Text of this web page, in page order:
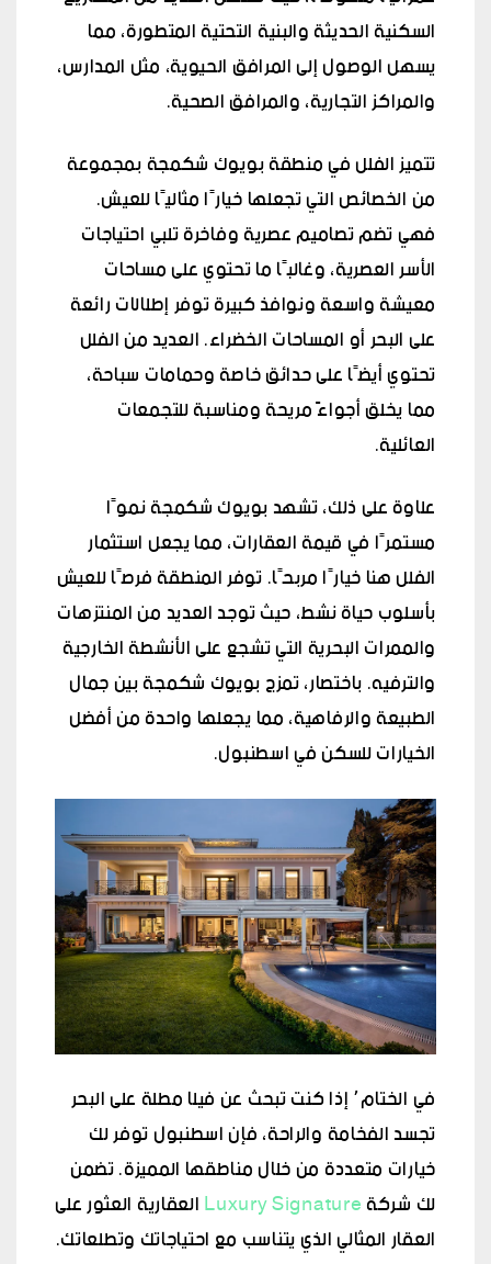
السكنية الحديثة والبنية التحتية المتطورة، مما
يسهل الوصول إلى المرافق الحيوية، مثل المدارس،
والمراكز التجارية، والمرافق الصحية.
تتميز الفلل في منطقة بويوك شكمجة بمجموعة
من الخصائص التي تجعلها خيارًا مثاليًا للعيش.
فهي تضم تصاميم عصرية وفاخرة تلبي احتياجات
الأسر العصرية، وغالبًا ما تحتوي على مساحات
معيشة واسعة ونوافذ كبيرة توفر إطلالات رائعة
على البحر أو المساحات الخضراء. العديد من الفلل
تحتوي أيضًا على حدائق خاصة وحمامات سباحة،
مما يخلق أجواءً مريحة ومناسبة للتجمعات
العائلية.
علاوة على ذلك، تشهد بويوك شكمجة نموًا
مستمرًا في قيمة العقارات، مما يجعل استثمار
الفلل هنا خيارًا مربحًا. توفر المنطقة فرصًا للعيش
بأسلوب حياة نشط، حيث توجد العديد من المنتزهات
والممرات البحرية التي تشجع على الأنشطة الخارجية
والترفيه. باختصار، تمزج بويوك شكمجة بين جمال
الطبيعة والرفاهية، مما يجعلها واحدة من أفضل
الخيارات للسكن في اسطنبول.
في الختام٬ إذا كنت تبحث عن فيلا مطلة على البحر
تجسد الفخامة والراحة، فإن اسطنبول توفر لك
خيارات متعددة من خلال مناطقها المميزة. تضمن
لك شركةLuxury Signatureالعقارية العثور على
العقار المثالي الذي يتناسب مع احتياجاتك وتطلعاتك.